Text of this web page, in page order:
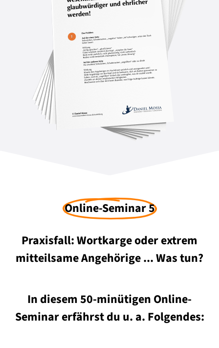
Online-Seminar 5
Praxisfall: Wortkarge oder extrem
mitteilsame Angehörige ... Was tun?
In diesem 50-minütigen Online-
Seminar erfährst du u. a. Folgendes: